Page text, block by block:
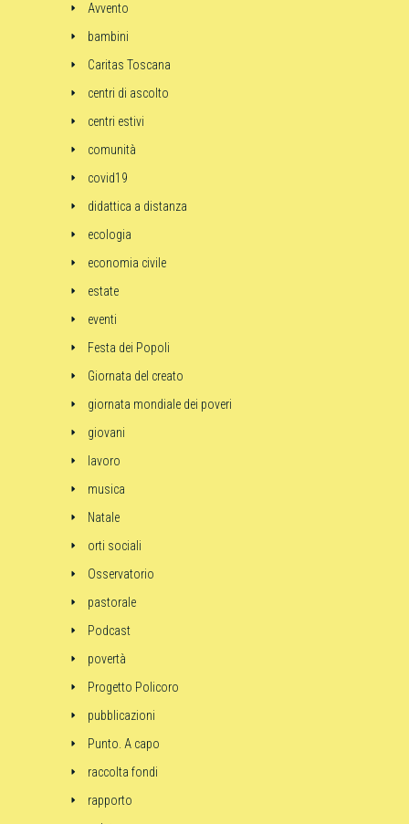
Avvento
bambini
Caritas Toscana
centri di ascolto
centri estivi
comunità
covid19
didattica a distanza
ecologia
economia civile
estate
eventi
Festa dei Popoli
Giornata del creato
giornata mondiale dei poveri
giovani
lavoro
musica
Natale
orti sociali
Osservatorio
pastorale
Podcast
povertà
Progetto Policoro
pubblicazioni
Punto. A capo
raccolta fondi
rapporto